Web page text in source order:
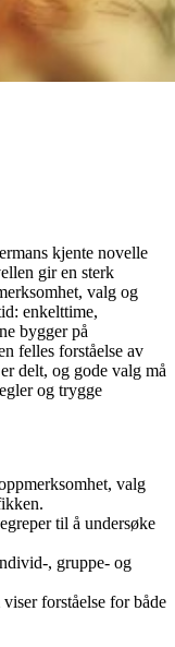
kjente novelle
gir en sterk
valg og
enkelttime,
bygger på
felles forståelse av
delt, og gode valg må
og trygge
valg
til å undersøke
, gruppe- og
forståelse for både